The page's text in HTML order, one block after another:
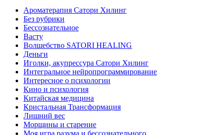
Ароматерапия Сатори Хилинг
Без рубрики
Бессознательное
Васту
Волшебство SATORI HEALING
Деньги
Иголки, акупрессура Сатори Хилинг
Интегральное нейропрограммирование
Интересное о психологии
Кино и психология
Китайская медицина
Кристальная Трансформация
Лишний вес
Морщины и старение
Моя игра разума и бессознательного